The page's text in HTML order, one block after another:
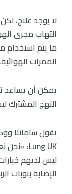
لا يوجد علاج،
التهاب مجرى
ما يتم
الممرات
يمكن أن يساعد
النهج المشترك
ليس لديهم
الإصابة بنوبات